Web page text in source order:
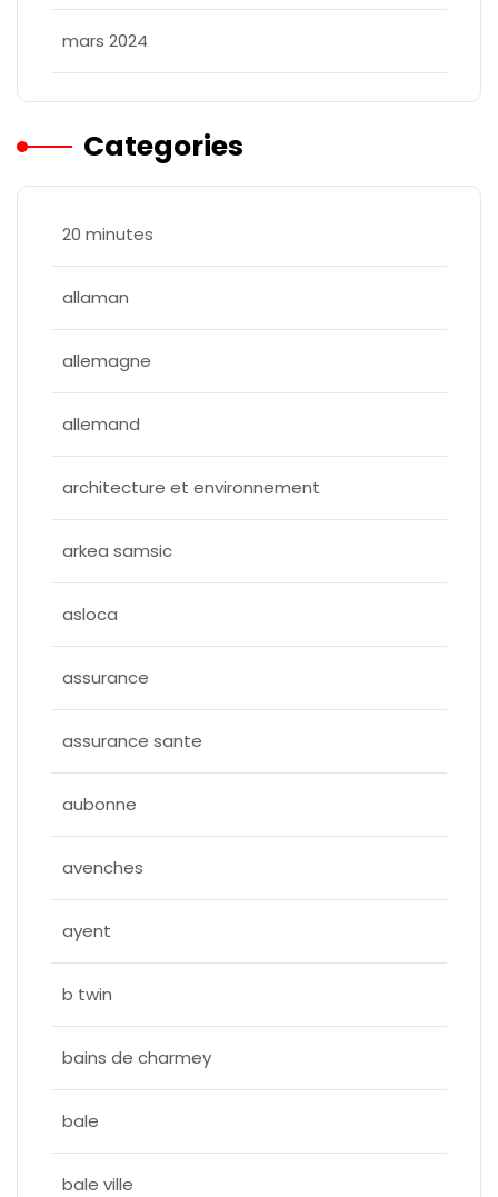
mars 2024
Categories
20 minutes
allaman
allemagne
allemand
architecture et environnement
arkea samsic
asloca
assurance
assurance sante
aubonne
avenches
ayent
b twin
bains de charmey
bale
bale ville